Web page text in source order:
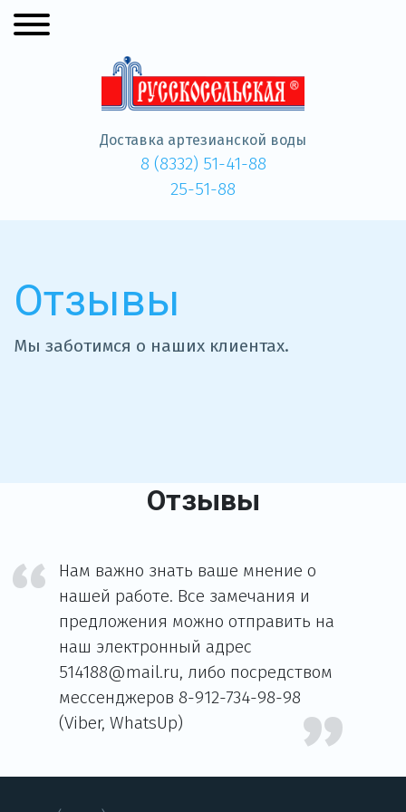
Доставка артезианской воды
8 (8332) 51-41-88
25-51-88
Отзывы
Мы заботимся о наших клиентах.
Отзывы
Нам важно знать ваше мнение о
нашей работе. Все замечания и
предложения можно отправить на
наш электронный адрес
514188@mail.ru, либо посредством
мессенджеров 8-912-734-98-98
(Viber, WhatsUp)